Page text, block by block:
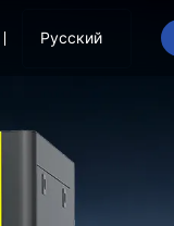
Русский